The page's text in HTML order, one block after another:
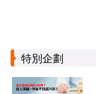
特別企劃